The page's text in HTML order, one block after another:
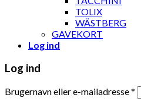
TOLIX
WÄSTBERG
GAVEKORT
Log ind
Log ind
Brugernavn eller e-mailadresse*